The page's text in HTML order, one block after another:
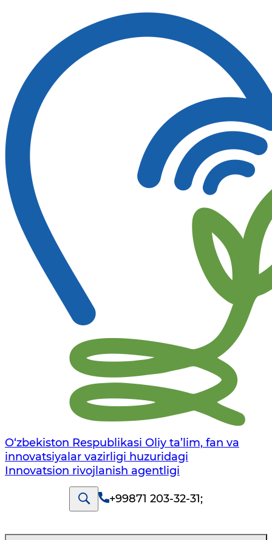
O‘zbekiston Respublikasi Oliy ta’lim, fan va
innovatsiyalar vazirligi huzuridagi
Innovatsion rivojlanish agentligi
+99871 203-32-31;